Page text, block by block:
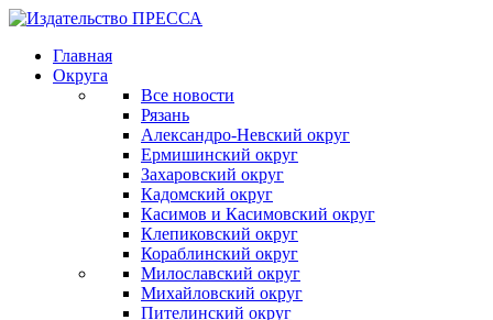
Главная
Округа
Все новости
Рязань
Александро-Невский округ
Ермишинский округ
Захаровский округ
Кадомский округ
Касимов и Касимовский округ
Клепиковский округ
Кораблинский округ
Милославский округ
Михайловский округ
Пителинский округ